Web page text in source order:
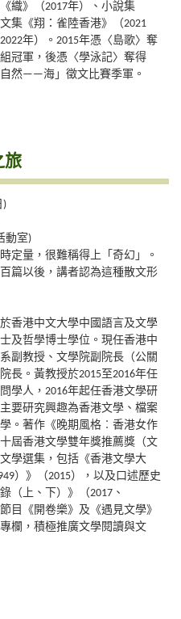
織》（2017年）、小說集
集《翔：雀陸香港》（2021
年）。2015年憑〈島歌〉奪
冠軍，後憑〈學泳記〉奪得
自然——海」徵文比賽季軍。
旅
)
動室)
定量，很難稱得上「奇幻」。
篇以後，講者認為這種散文形
香港中文大學中國語言及文學
及哲學博士學位。現任香港中
副教授、文學院副院長（公關
長。黃教授於2015至2016年任
學人，2016年起任香港文學研
要研究興趣為香港文學、檔案
。著作《晚期風格︰香港女作
屆香港文學雙年獎推薦獎（文
學選集，包括《香港文學大
）》（2015），以及口述歷史
（上、下）》（2017、
目《開卷樂》及《遇見文學》
欄，積極推廣文學閱讀與文